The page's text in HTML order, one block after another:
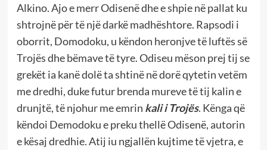
Alkino. Ajo e merr Odisenë dhe e shpie në pallat ku
shtrojnë për të një darkë madhështore. Rapsodi i
oborrit, Domodoku, u këndon heronjve të luftës së
Trojës dhe bëmave të tyre. Odiseu mëson prej tij se
grekët ia kanë dolë ta shtinë në dorë qytetin vetëm
me dredhi, duke futur brenda mureve të tij kalin e
drunjtë, të njohur me emrin kali i Trojës. Kënga që
këndoi Demodoku e preku thellë Odisenë, autorin
e kësaj dredhie. Atij iu ngjallën kujtime të vjetra, e